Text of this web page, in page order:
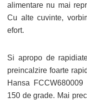
alimentare nu mai
Cu alte cuvinte,
efort.
Si apropo de
preincalzire foarte
Hansa
150 de grade. Mai